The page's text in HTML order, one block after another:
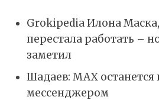
Grokipedia Илона
перестала работать –
заметил
Шадаев: MAX
мессенджером